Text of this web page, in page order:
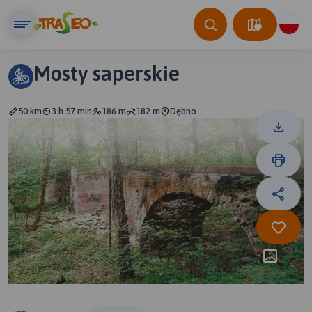
Mosty saperskie
50 km 3 h 57 min 186 m 182 m Dębno